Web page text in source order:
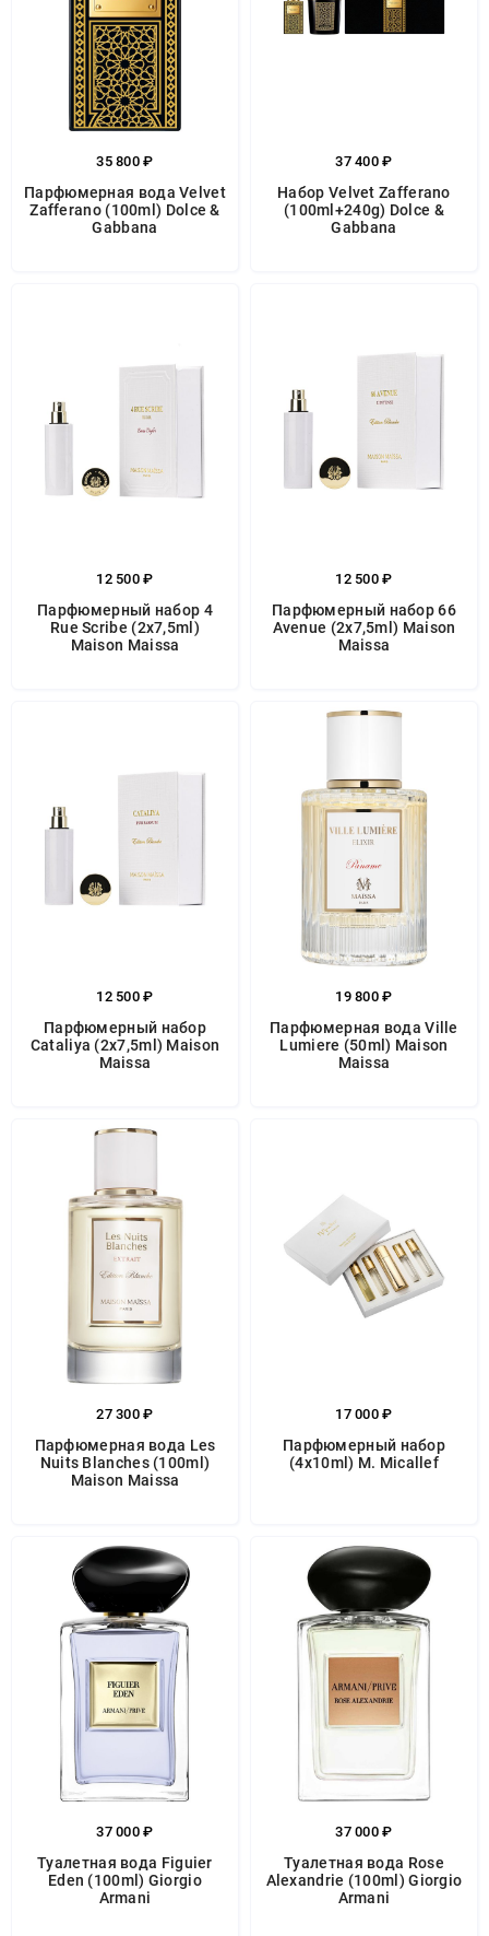
35 800 ₽
Парфюмерная вода Velvet
Zafferano (100ml) Dolce &
Gabbana
37 400 ₽
Набор Velvet Zafferano
(100ml+240g) Dolce &
Gabbana
12 500 ₽
Парфюмерный набор 4
Rue Scribe (2x7,5ml)
Maison Maissa
12 500 ₽
Парфюмерный набор 66
Avenue (2x7,5ml) Maison
Maissa
12 500 ₽
Парфюмерный набор
Cataliya (2x7,5ml) Maison
Maissa
19 800 ₽
Парфюмерная вода Ville
Lumiere (50ml) Maison
Maissa
27 300 ₽
Парфюмерная вода Les
Nuits Blanches (100ml)
Maison Maissa
17 000 ₽
Парфюмерный набор
(4x10ml) M. Micallef
37 000 ₽
Туалетная вода Figuier
Eden (100ml) Giorgio
Armani
37 000 ₽
Туалетная вода Rose
Alexandrie (100ml) Giorgio
Armani